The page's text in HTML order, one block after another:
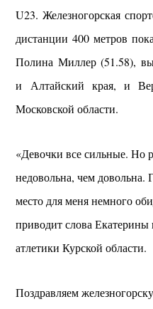
U23. Железногорская
дистанции 400 метров
Полина Миллер (51.58),
и Алтайский края, и
Московской области.
«Девочки все сильные. Но
недовольна, чем довольна.
место для меня немного
приводит слова Екатерины
атлетики Курской области.
Поздравляем